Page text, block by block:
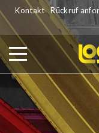
Kontakt Rückruf